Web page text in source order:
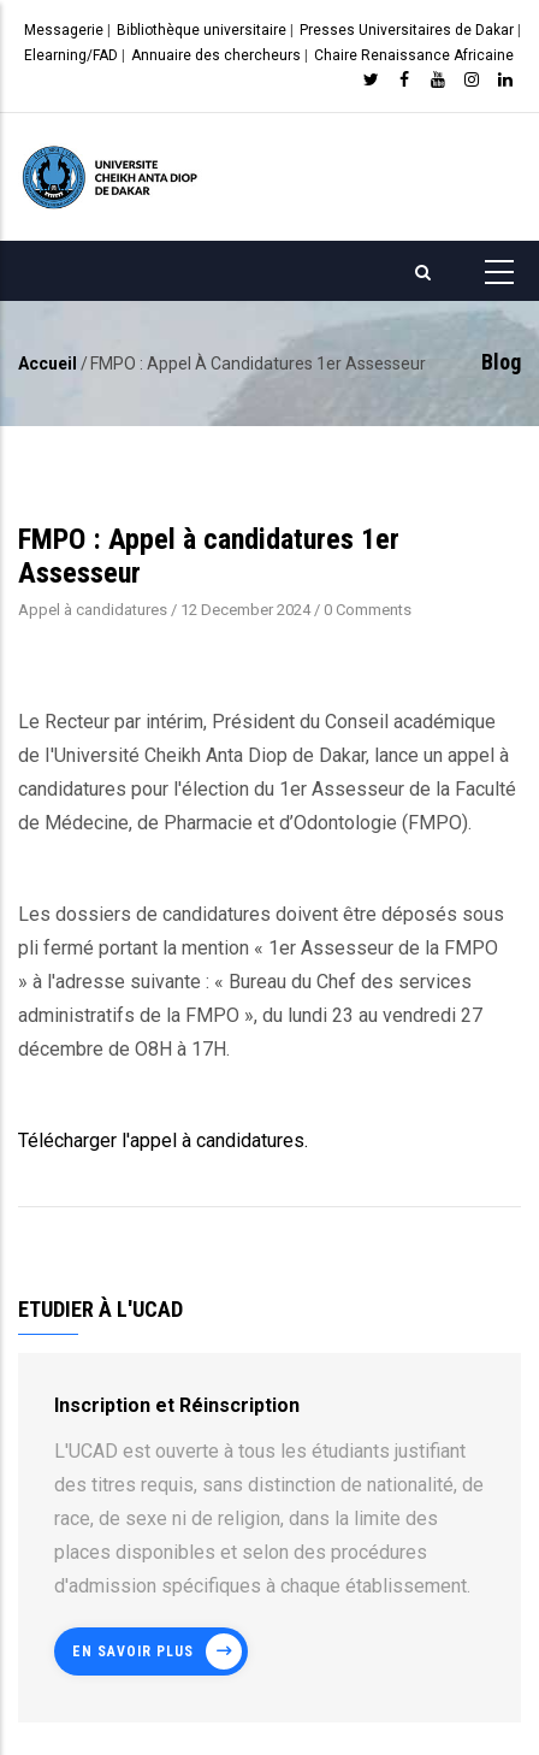
principal
Messagerie Bibliothèque universitaire Presses Universitaires de Dakar
Elearning/FAD
Annuaire des chercheurs Chaire Renaissance Africaine
Blog
d'Ariane
Accueil / FMPO : Appel À Candidatures 1er Assesseur
FMPO : Appel à candidatures 1er
Assesseur
Appel à candidatures / 12 December 2024 / 0 Comments
Le Recteur par intérim, Président du Conseil académique
de I'Université Cheikh Anta Diop de Dakar, lance un appel à
candidatures pour l'élection du 1er Assesseur de la Faculté
de Médecine, de Pharmacie et d’Odontologie (FMPO).
Les dossiers de candidatures doivent être déposés sous
pli fermé portant la mention « 1er Assesseur de la FMPO
» à l'adresse suivante : « Bureau du Chef des services
administratifs de la FMPO », du lundi 23 au vendredi 27
décembre de O8H à 17H.
Télécharger l'appel à candidatures.
ETUDIER À L'UCAD
Inscription et Réinscription
L'UCAD est ouverte à tous les étudiants justifiant
des titres requis, sans distinction de nationalité, de
race, de sexe ni de religion, dans la limite des
places disponibles et selon des procédures
d'admission spécifiques à chaque établissement.
EN SAVOIR PLUS